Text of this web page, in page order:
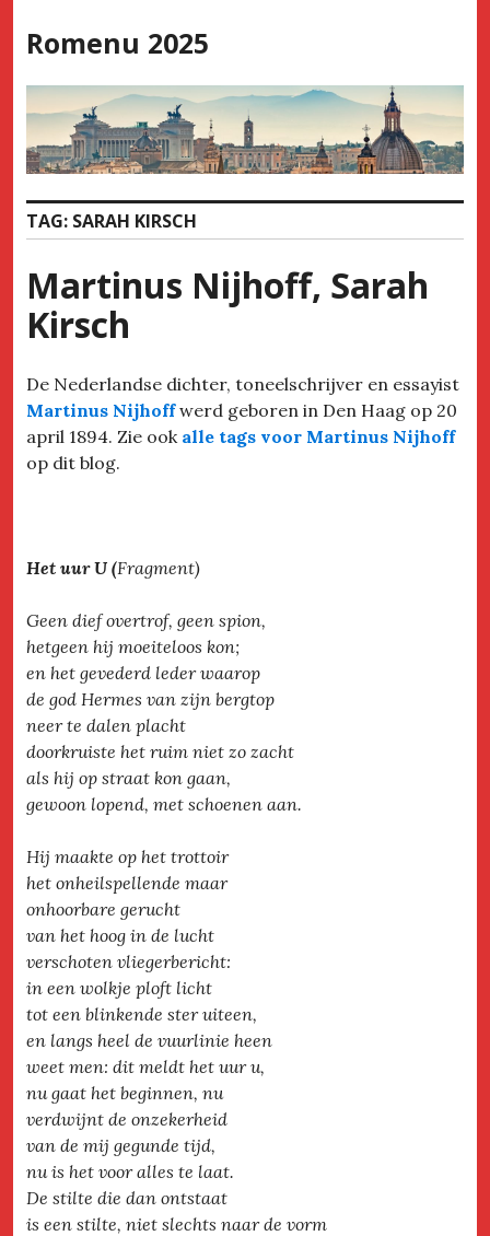
to
Romenu 2025
TAG: SARAH KIRSCH
Martinus Nijhoff, Sarah
Kirsch
De Nederlandse dichter, toneelschrijver en essayist
Martinus Nijhoffwerd geboren in Den Haag op 20
april 1894. Zie ook alle tags voor Martinus Nijhoff
op dit blog.
Het uur U (Fragment)
Geen dief overtrof, geen spion,
hetgeen hij moeiteloos kon;
en het gevederd leder waarop
de god Hermes van zijn bergtop
neer te dalen placht
doorkruiste het ruim niet zo zacht
als hij op straat kon gaan,
gewoon lopend, met schoenen aan.
Hij maakte op het trottoir
het onheilspellende maar
onhoorbare gerucht
van het hoog in de lucht
verschoten vliegerbericht:
in een wolkje ploft licht
tot een blinkende ster uiteen,
en langs heel de vuurlinie heen
weet men: dit meldt het uur u,
nu gaat het beginnen, nu
verdwijnt de onzekerheid
van de mij gegunde tijd,
nu is het voor alles te laat.
De stilte die dan ontstaat
is een stilte, niet slechts naar de vorm